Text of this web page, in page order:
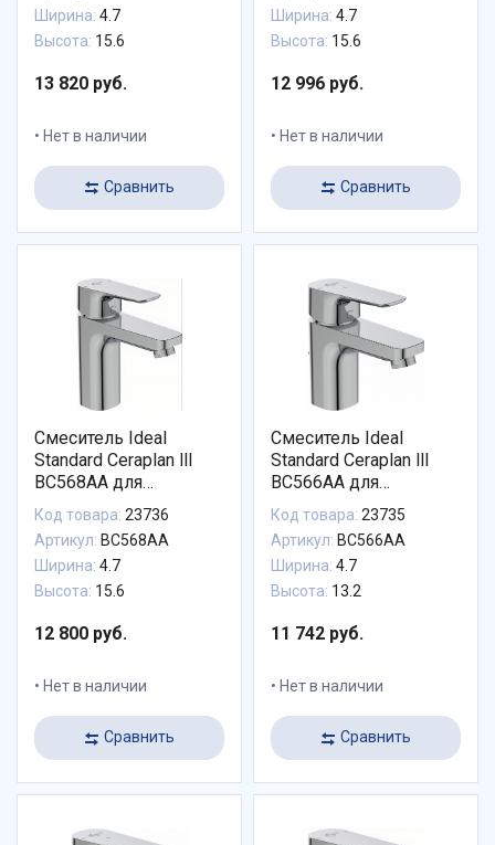
Ширина: 4.7
Высота: 15.6
13 820 руб.
Нет в наличии
Сравнить
Ширина: 4.7
Высота: 15.6
12 996 руб.
Нет в наличии
Сравнить
Смеситель Ideal
Standard Ceraplan lll
BC568AA для
раковины
Код товара: 23736
Артикул: BC568AA
Ширина: 4.7
Высота: 15.6
12 800 руб.
Нет в наличии
Сравнить
Смеситель Ideal
Standard Ceraplan lll
BC566AA для
раковины с донным
клапаном
Код товара: 23735
Артикул: BC566AA
Ширина: 4.7
Высота: 13.2
11 742 руб.
Нет в наличии
Сравнить